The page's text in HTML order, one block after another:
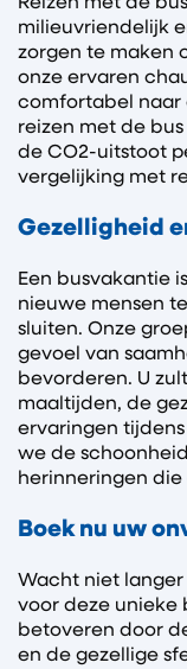
milieuvriendelijk
zorgen te maken
onze ervaren
comfortabel naar
reizen met de
de CO2-uitstoot
vergelijking met
Gezelligheid
Een busvakantie
nieuwe mensen
sluiten. Onze
gevoel van
bevorderen. U
maaltijden, de
ervaringen
we de
herinneringen
Boek nu uw
Wacht niet
voor deze unieke
betoveren door
en de gezellige